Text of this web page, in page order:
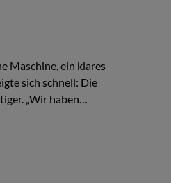
Maschine, ein klares
sich schnell: Die
„Wir haben…